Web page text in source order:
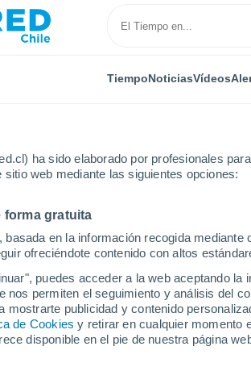
ha sido elaborado por profesionales
web mediante las siguientes opciones:
forma gratuita
basada en la información recogida
ofreciéndote contenido con altos
puedes acceder a la web aceptando
nos permiten el seguimiento y análisis del
mostrarte publicidad y contenido
de Cookies y retirar en cualquier momento
disponible en el pie de nuestra página
TiempoNoticiasVídeos
deslizamiento masivo de tierra en Pasia